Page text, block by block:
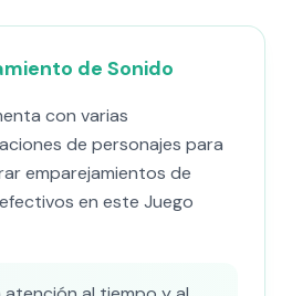
de Sonido
con varias
de personajes para
emparejamientos de
en este Juego